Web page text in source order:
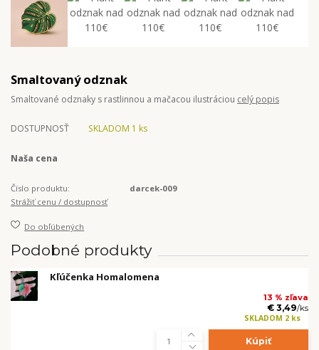
Smaltovaný odznak
Smaltované odznaky s rastlinnou a mačacou ilustráciou celý popis
DOSTUPNOSŤ SKLADOM 1 ks
Naša cena
Číslo produktu:
darcek-009
Strážiť cenu / dostupnosť
Do obľúbených
Podobné produkty
Kľúčenka Homalomena
13 % zľava
€ 3,49/ks
SKLADOM 2 ks
Kúpiť